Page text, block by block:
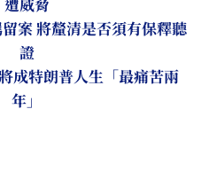
案 將釐清是否須有保釋聽
證
成特朗普人生「最痛苦兩
年」